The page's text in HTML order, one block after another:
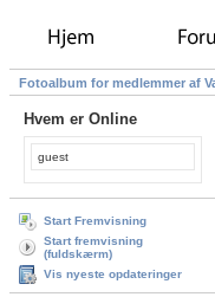
Fotoalbum for medlemmer af
Hvem er Online
guest
Start Fremvisning
Start fremvisning
(fuldskærm)
Vis nyeste opdateringer